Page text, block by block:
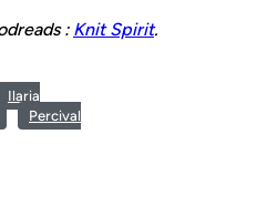
: Knit Spirit.
Ilaria
Percival